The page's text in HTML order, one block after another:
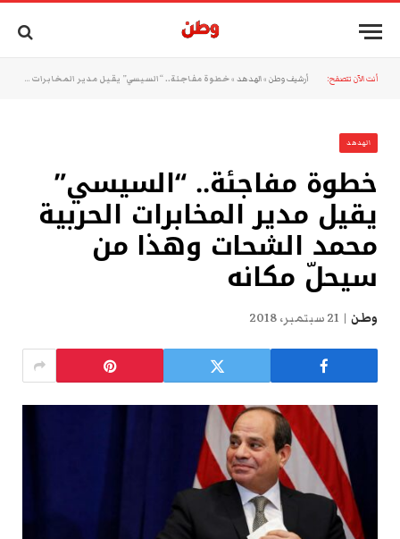
أنت الآن تتصفح: أرشيف وطن »الهدهد »خطوة مفاجئة.. “السيسي” يقيل مدير المخابرات الحربية محمد الشحات وهذا من سيحلّ مكانه
الهدهد
خطوة مفاجئة.. “السيسي”
يقيل مدير المخابرات الحربية
محمد الشحات وهذا من
سيحلّ مكانه
وطن 21 سبتمبر، 2018